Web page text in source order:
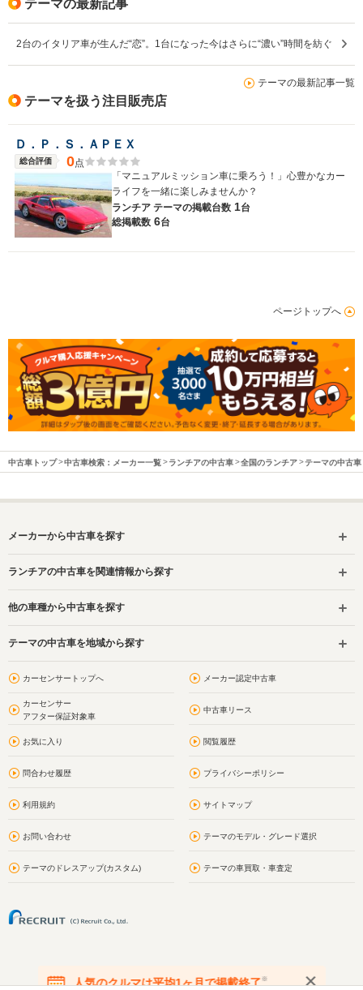
テーマの最新記事
2台のイタリア車が生んだ“恋”。1台になった今はさらに“濃い”時間を紡ぐ
テーマの最新記事一覧
テーマを扱う注目販売店
Ｄ．Ｐ．Ｓ．ＡＰＥＸ
総合評価 0点
「マニュアルミッション車に乗ろう！」心豊かなカー
ライフを一緒に楽しみませんか？
ランチア テーマの掲載台数 1台
総掲載数 6台
ページトップへ
中古車トップ 中古車検索：メーカー一覧 ランチアの中古車 全国のランチア テーマの中古車
メーカーから中古車を探す
ランチアの中古車を関連情報から探す
他の車種から中古車を探す
テーマの中古車を地域から探す
カーセンサートップへ メーカー認定中古車
カーセンサー
アフター保証対象車
中古車リース
お気に入り 閲覧履歴
問合わせ履歴 プライバシーポリシー
利用規約 サイトマップ
お問い合わせ テーマのモデル・グレード選択
テーマのドレスアップ(カスタム) テーマの車買取・車査定
人気のクルマは平均1ヶ月で掲載終了※